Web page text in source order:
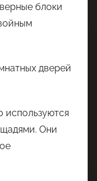
блоки
используются
Они